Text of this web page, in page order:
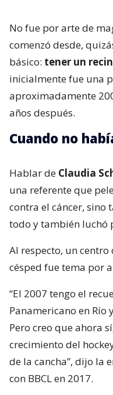
No fue por arte de
comenzó desde,
básico: tener un
inicialmente fue una
aproximadamente
años después.
Cuando no
Hablar de Claudia
una referente que
contra el cáncer, sino
todo y también luchó
Al respecto, un
césped fue tema por
“El 2007 tengo el
Panamericano en
Pero creo que ahora
crecimiento del
de la cancha”, dijo la
con BBCL en 2017.